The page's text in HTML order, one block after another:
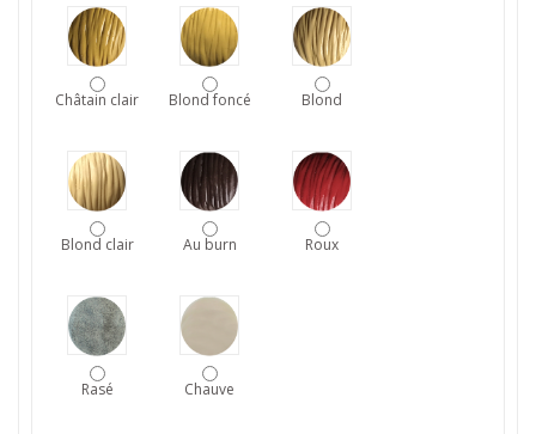
Châtain clair Blond foncé Blond
Blond clair Au burn Roux
Rasé Chauve